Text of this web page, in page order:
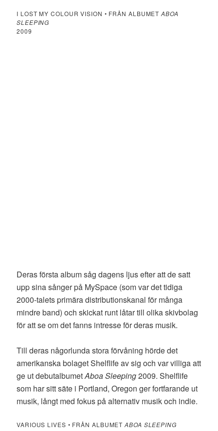
I LOST MY COLOUR VISION • FRÅN ALBUMETABOA
SLEEPING
2009
Deras första album såg dagens ljus efter att de satt
upp sina sånger på MySpace (som var det tidiga
2000-talets primära distributionskanal för många
mindre band) och skickat runt låtar till olika skivbolag
för att se om det fanns intresse för deras musik.
Till deras någorlunda stora förvåning hörde det
amerikanska bolaget Shelflife av sig och var villiga att
ge ut debutalbumetAboa Sleeping2009. Shelflife
som har sitt säte i Portland, Oregon ger fortfarande ut
musik, långt med fokus på alternativ musik och indie.
VARIOUS LIVES • FRÅN ALBUMETABOA SLEEPING